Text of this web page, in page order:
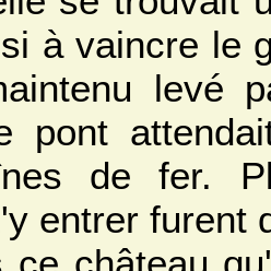
à vaincre le
levé
pont
de fer.
entrer furent